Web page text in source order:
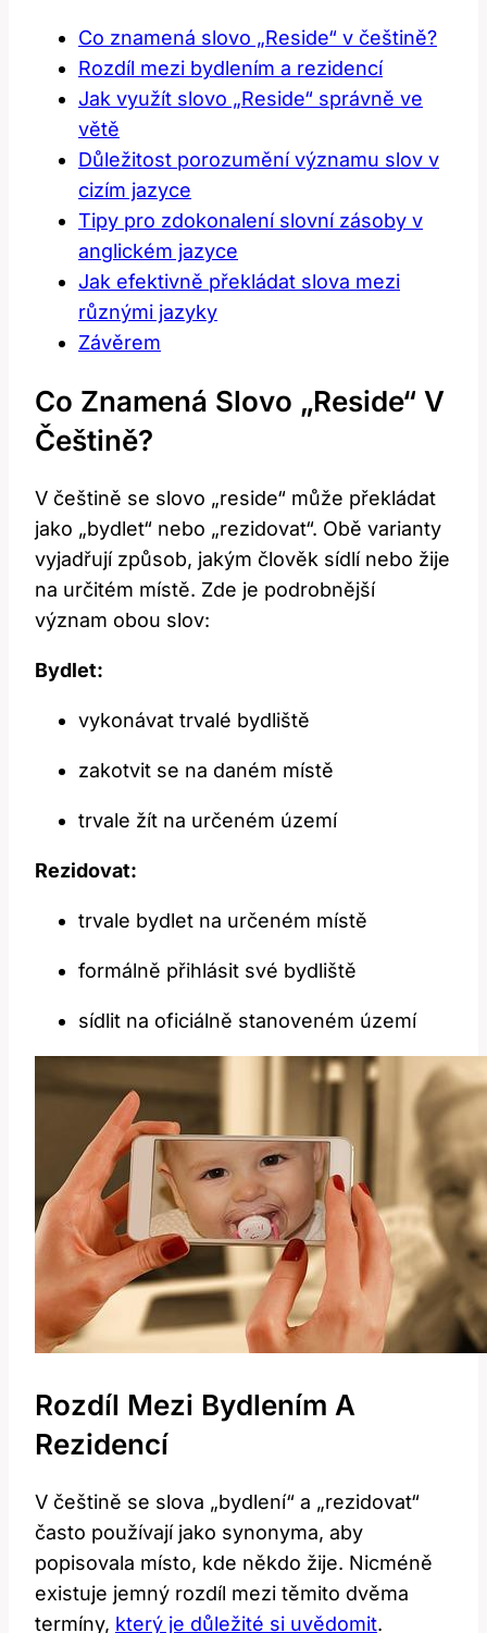
Co znamená slovo „Reside“ v češtině?
Rozdíl mezi bydlením a rezidencí
Jak využít slovo „Reside“ správně ve
větě
Důležitost porozumění významu slov v
cizím jazyce
Tipy pro zdokonalení slovní zásoby v
anglickém jazyce
Jak efektivně překládat slova mezi
různými jazyky
Závěrem
Co Znamená Slovo „Reside“ V
Češtině?
V češtině se slovo „reside“ může překládat
jako „bydlet“ nebo „rezidovat“. Obě varianty
vyjadřují způsob, jakým člověk sídlí nebo žije
na určitém místě. Zde je podrobnější
význam obou slov:
Bydlet:
vykonávat trvalé bydliště
zakotvit se na daném místě
trvale žít na určeném území
Rezidovat:
trvale bydlet na určeném místě
formálně přihlásit své bydliště
sídlit na oficiálně stanoveném území
Rozdíl Mezi Bydlením A
Rezidencí
V češtině se slova „bydlení“ a „rezidovat“
často používají jako synonyma, aby
popisovala místo, kde někdo žije. Nicméně
existuje jemný rozdíl mezi těmito dvěma
termíny, který je důležité si uvědomit.